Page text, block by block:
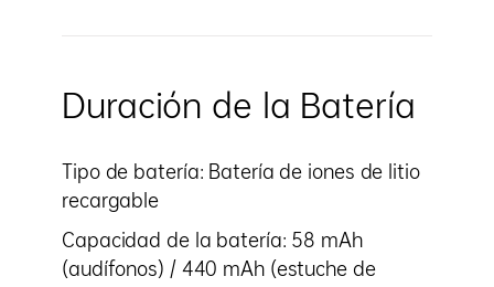
Duración de la Batería
Tipo de batería: Batería de iones de litio
recargable
Capacidad de la batería: 58 mAh
(audífonos) / 440 mAh (estuche de